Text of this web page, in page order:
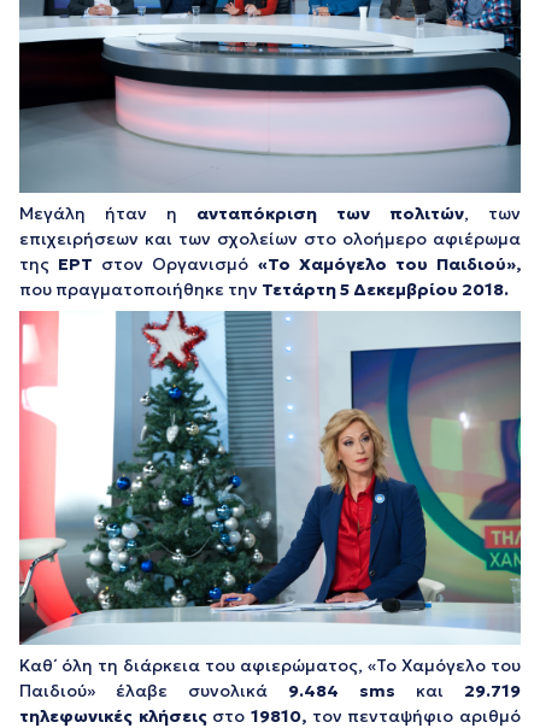
Μεγάλη ήταν η ανταπόκριση των πολιτών, των
επιχειρήσεων και των σχολείων στο ολοήμερο αφιέρωμα
της ΕΡΤ στον Οργανισμό «Το Χαμόγελο του Παιδιού»,
που πραγματοποιήθηκε την Τετάρτη 5 Δεκεμβρίου 2018.
Καθ΄ όλη τη διάρκεια του αφιερώματος, «Το Χαμόγελο του
Παιδιού» έλαβε συνολικά 9.484 sms και 29.719
τηλεφωνικές κλήσειςστο19810, τον πενταψήφιο αριθμό